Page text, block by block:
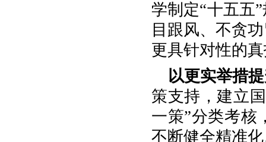
学制定“十五五
目跟风、不贪
更具针对性的
以更实举措
策支持，建立
一策”分类考核
不断健全精准